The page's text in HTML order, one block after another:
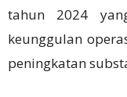
tahun 2024
keunggulan
peningkatan